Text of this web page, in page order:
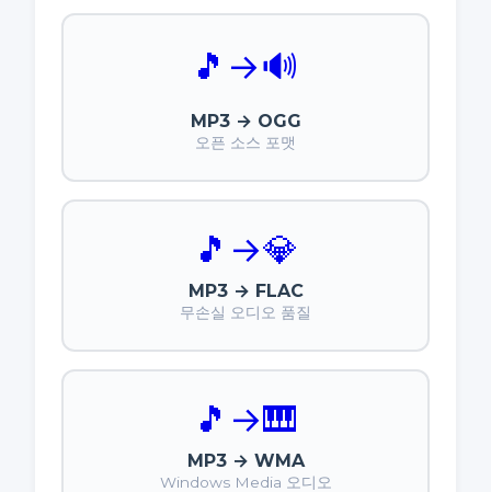
🎵 →🔊
MP3 → OGG
오픈 소스 포맷
🎵 →💎
MP3 → FLAC
무손실 오디오 품질
🎵 →🎹
MP3 → WMA
Windows Media 오디오